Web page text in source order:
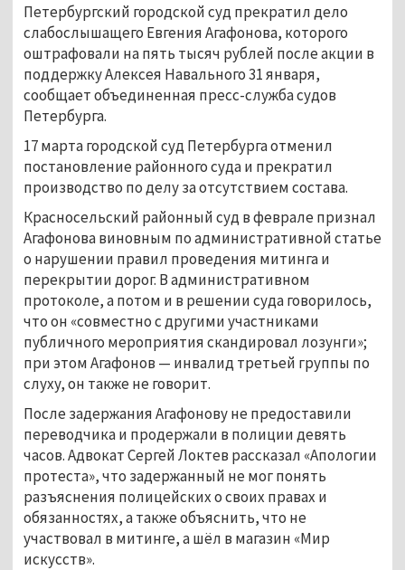
Петербургский городской суд прекратил дело
слабослышащего Евгения Агафонова, которого
оштрафовали на пять тысяч рублей после акции в
поддержку Алексея Навального 31 января,
сообщает объединенная пресс-служба судов
Петербурга.
17 марта городской суд Петербурга отменил
постановление районного суда и прекратил
производство по делу за отсутствием состава.
Красносельский районный суд в феврале признал
Агафонова виновным по административной статье
о нарушении правил проведения митинга и
перекрытии дорог. В административном
протоколе, а потом и в решении суда говорилось,
что он «совместно с другими участниками
публичного мероприятия скандировал лозунги»;
при этом Агафонов — инвалид третьей группы по
слуху, он также не говорит.
После задержания Агафонову не предоставили
переводчика и продержали в полиции девять
часов. Адвокат Сергей Локтев рассказал «Апологии
протеста», что задержанный не мог понять
разъяснения полицейских о своих правах и
обязанностях, а также объяснить, что не
участвовал в митинге, а шёл в магазин «Мир
искусств».